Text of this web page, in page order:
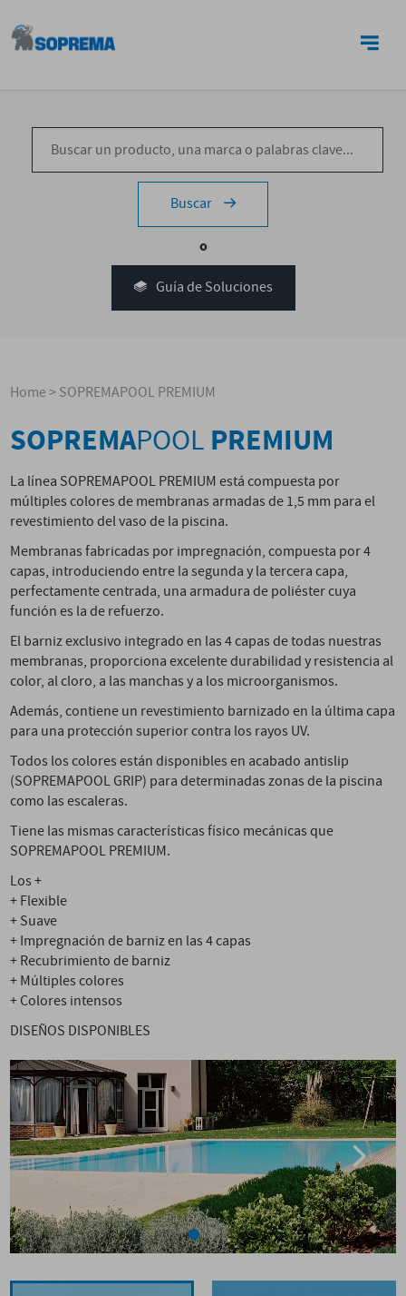
Buscar
o
Guía de Soluciones
Home>SOPREMAPOOL PREMIUM
SOPREMAPOOL PREMIUM
La línea SOPREMAPOOL PREMIUM está compuesta por
múltiples colores de membranas armadas de 1,5 mm para el
revestimiento del vaso de la piscina.
Membranas fabricadas por impregnación, compuesta por 4
capas, introduciendo entre la segunda y la tercera capa,
perfectamente centrada, una armadura de poliéster cuya
función es la de refuerzo.
El barniz exclusivo integrado en las 4 capas de todas nuestras
membranas, proporciona excelente durabilidad y resistencia al
color, al cloro, a las manchas y a los microorganismos.
Además, contiene un revestimiento barnizado en la última capa
para una protección superior contra los rayos UV.
Todos los colores están disponibles en acabado antislip
(SOPREMAPOOL GRIP) para determinadas zonas de la piscina
como las escaleras.
Tiene las mismas características físico mecánicas que
SOPREMAPOOL PREMIUM.
Los +
+ Flexible
+ Suave
+ Impregnación de barniz en las 4 capas
+ Recubrimiento de barniz
+ Múltiples colores
+ Colores intensos
DISEÑOS DISPONIBLES